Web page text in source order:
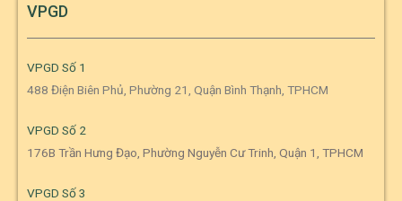
VPGD
VPGD Số 1
488 Điện Biên Phủ, Phường 21, Quận Bình Thạnh, TPHCM
VPGD Số 2
176B Trần Hưng Đạo, Phường Nguyễn Cư Trinh, Quận 1, TPHCM
VPGD Số 3